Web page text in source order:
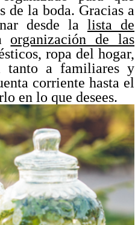
de la boda. Gracias a
desde la lista de
organización de las
ropa del hogar,
tanto a familiares y
corriente hasta el
en lo que desees.